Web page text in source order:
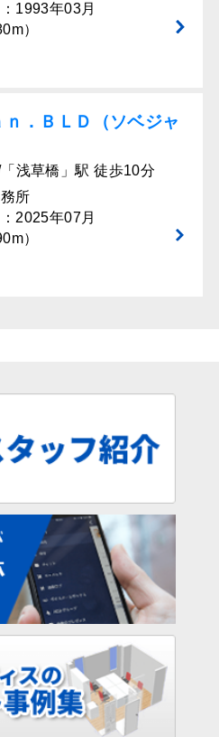
1993年03月
）
．ＢＬＤ（ソベジャ
浅草橋」駅 徒歩10分
所
2025年07月
）